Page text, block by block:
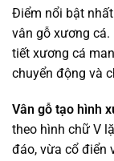
Điểm nổi bật
vân gỗ xương cá.
tiết xương cá
chuyển động và
Vân gỗ tạo hình
theo hình chữ V
đáo, vừa cổ điển